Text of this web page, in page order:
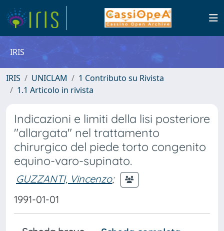
IRIS
IRIS UNICLAM
1 Contributo su Rivista
1.1 Articolo in rivista
Indicazioni e limiti della lisi posteriore
"allargata" nel trattamento
chirurgico del piede torto congenito
equino-varo-supinato.
GUZZANTI, Vincenzo;
1991-01-01